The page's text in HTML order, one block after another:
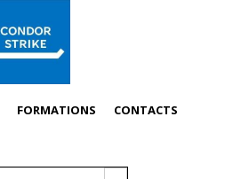
FORMATIONS CONTACTS